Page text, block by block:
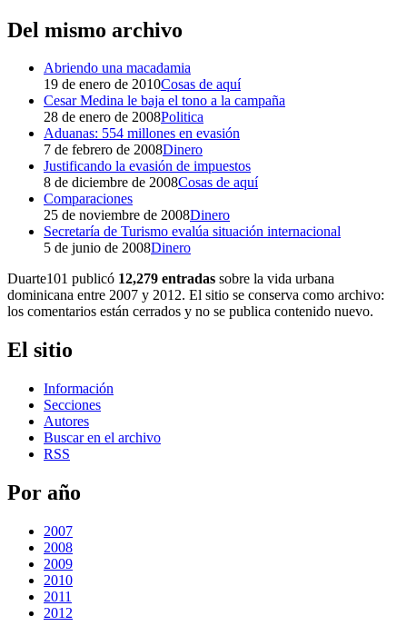
Del mismo archivo
Abriendo una macadamia
19 de enero de 2010Cosas de aquí
Cesar Medina le baja el tono a la campaña
28 de enero de 2008Politica
Aduanas: 554 millones en evasión
7 de febrero de 2008Dinero
Justificando la evasión de impuestos
8 de diciembre de 2008Cosas de aquí
Comparaciones
25 de noviembre de 2008Dinero
Secretaría de Turismo evalúa situación internacional
5 de junio de 2008Dinero
Duarte101 publicó 12,279 entradas sobre la vida urbana
dominicana entre 2007 y 2012. El sitio se conserva como archivo:
los comentarios están cerrados y no se publica contenido nuevo.
El sitio
Información
Secciones
Autores
Buscar en el archivo
RSS
Por año
2007
2008
2009
2010
2011
2012